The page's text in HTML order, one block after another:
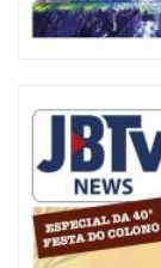
05/08/2026 | 07:00
Viva Praia terá